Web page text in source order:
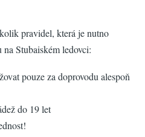
pravidel, která je nutno
Stubaiském ledovci:
pouze za doprovodu alespoň
do 19 let